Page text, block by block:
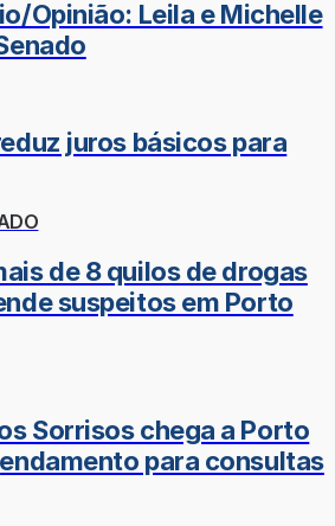
Opinião: Leila e Michelle
juros básicos para
de 8 quilos de drogas
suspeitos em Porto
Sorrisos chega a Porto
para consultas